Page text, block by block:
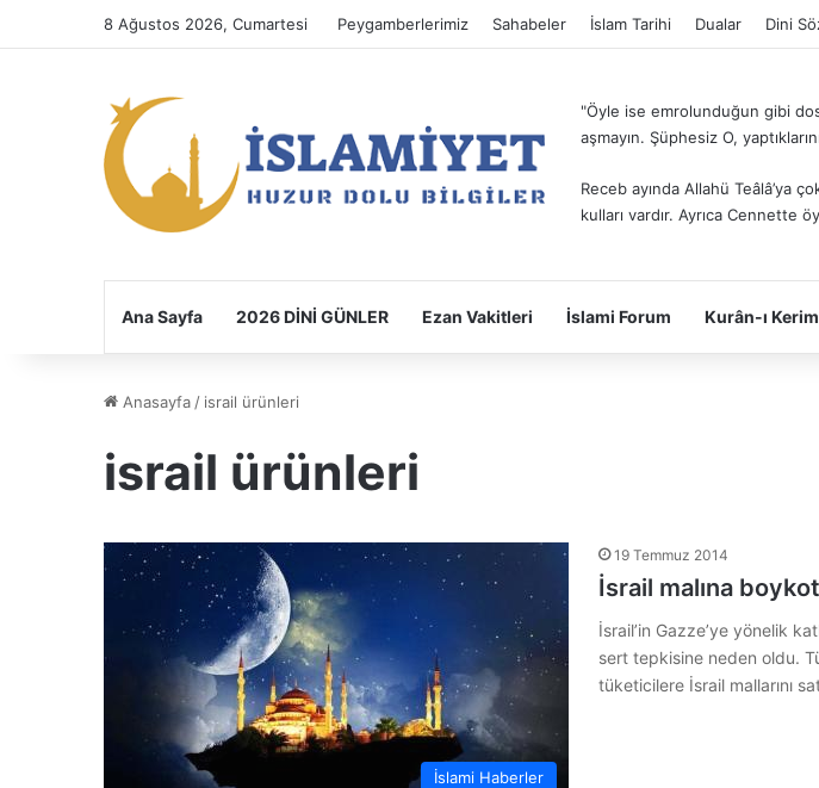
8 Ağustos 2026, Cumartesi Peygamberlerimiz Sahabeler İslam Tarihi Dualar Dini
"Öyle ise emrolunduğun gibi
aşmayın. Şüphesiz O,
Receb ayında Allahü Teâlâ’ya
kulları vardır. Ayrıca Cennette
Ana Sayfa 2026 DİNİ GÜNLER Ezan Vakitleri İslami Forum Kurân-ı Kerim
Anasayfa / israil ürünleri
israil ürünleri
İslami Haberler
19 Temmuz 2014
İsrail malına boykot
İsrail’in Gazze’ye yönelik
sert tepkisine neden oldu.
tüketicilere İsrail mallarını